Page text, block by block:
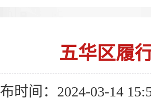
五华区履
时间：2024-03-14